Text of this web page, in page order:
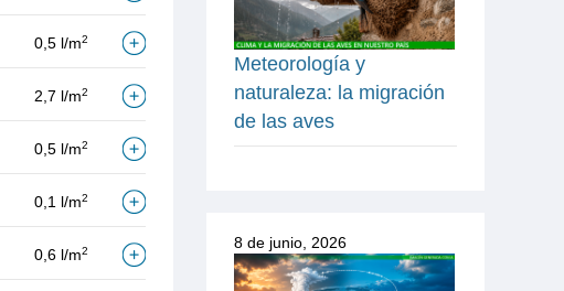
0,5 l/m2
2,7 l/m2
0,5 l/m2
0,1 l/m2
0,6 l/m2
Meteorología y
naturaleza: la migración
de las aves
8 de junio, 2026